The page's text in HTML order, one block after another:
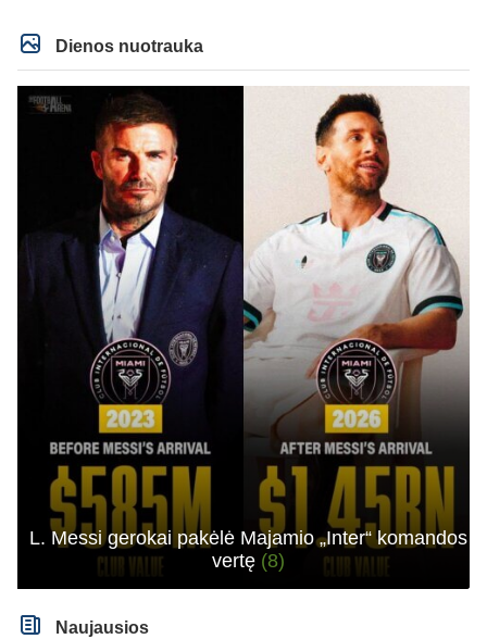
milzinisko klubo vertes suoli siemet. Be to, tie 200 pamineti cia yra visiskai
on-point, jeigu jau musu mylimas D. prasneko apie klubo vertes kelima, arba
CR atveju - numusima.
Dienos nuotrauka
L. Messi gerokai pakėlė Majamio „Inter“ komandos
vertę (8)
Naujausios